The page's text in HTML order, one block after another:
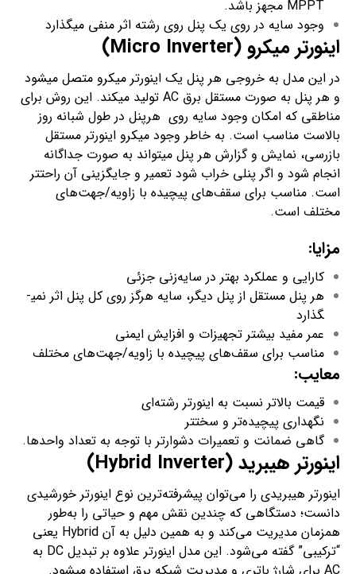
MPPT مجهز باشد.
وجود سایه در روی یک پنل روی رشته اثر منفی می­گذارد
اینورتر میکرو (Micro Inverter
)
در این مدل به خروجی هر پنل یک اینورتر میکرو متصل می­شود
و هر پنل به صورت مستقل برق AC تولید می­کند. این روش برای
مناطقی که امکان وجود سایه روی هرپنل در طول شبانه روز
بالاست مناسب است. به خاطر وجود میکرو اینورتر مستقل
بازرسی، نمایش و گزارش هر پنل می­تواند به صورت جداگانه
انجام شود و اگر پنلی خراب شود تعمیر و جایگزینی آن راحت­تر
است. مناسب برای سقف‌های پیچیده با زاویه/جهت‌های
مختلف است.
مزایا:
کارایی و عملکرد بهتر در سایه‌زنی جزئی
هر پنل مستقل از پنل دیگر، سایه هرگز روی کل پنل اثر نمی­
گذارد
عمر مفید بیشتر تجهیزات و افزایش ایمنی
مناسب برای سقف‌های پیچیده با زاویه/جهت‌های مختلف
معایب:
قیمت بالاتر نسبت به اینورتر رشته‌ای
نگهداری پیچیده‌تر و سخت­تر
گاهی ضمانت و تعمیرات دشوارتر با توجه به تعداد واحدها.
اینورتر هیبرید (Hybrid Inverter
)
اینورتر هیبریدی را می‌توان پیشرفته‌ترین نوع اینورتر خورشیدی
دانست؛ دستگاهی که چندین نقش مهم و حیاتی را به‌طور
همزمان مدیریت می‌کند و به همین دلیل به آن Hybrid یعنی
“ترکیبی” گفته می‌شود. این مدل اینورتر علاوه بر تبدیل DC به